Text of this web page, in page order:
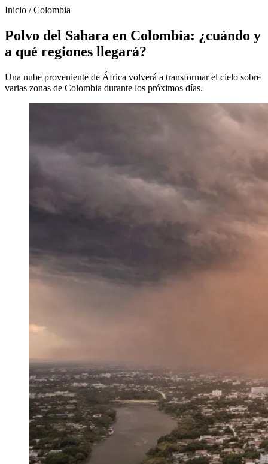
Inicio /Colombia
Polvo del Sahara en Colombia: ¿cuándo y
a qué regiones llegará?
Una nube proveniente de África volverá a transformar el cielo sobre
varias zonas de Colombia durante los próximos días.